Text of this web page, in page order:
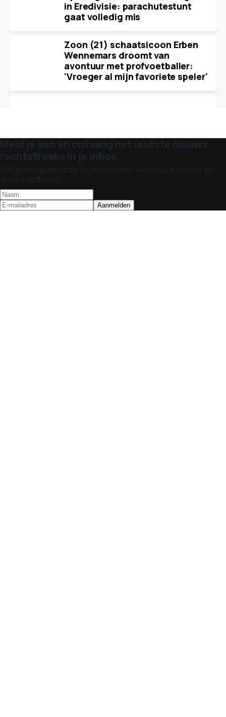
in Eredivisie: parachutestunt
gaat volledig mis
Zoon (21) schaatsicoon Erben
Wennemars droomt van
avontuur met profvoetballer:
'Vroeger al mijn favoriete speler'
Meld je aan en ontvang het laatste nieuws
rechtstreeks in je inbox.
Mis geen spannende evenementen, exclusieve tickets en
unieke updates!